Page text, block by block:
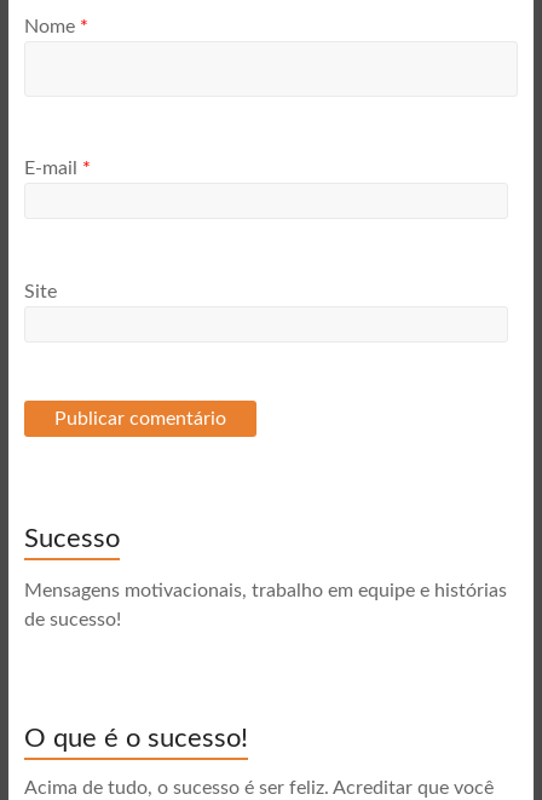
Nome *
E-mail *
Site
Sucesso
Mensagens motivacionais, trabalho em equipe e histórias
de sucesso!
O que é o sucesso!
Acima de tudo, o sucesso é ser feliz. Acreditar que você